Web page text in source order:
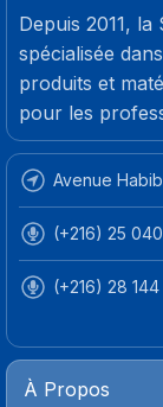
Depuis 2011,
spécialisée
produits et
pour les
Avenue
(+216) 25
(+216) 28
À Propos